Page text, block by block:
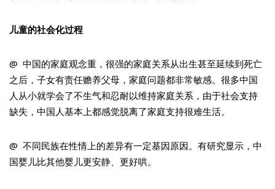
儿童的社会化过程
@ 中国的家庭观念重，很强的家庭关系从出生甚至延续到死亡
之后，子女有责任赡养父母，家庭问题都非常敏感。很多中国
人从小就学会了不生气和忍耐以维持家庭关系，由于社会支持
缺失，中国人基本上都感觉脱离了家庭支持很难生活。
@ 不同民族在性情上的差异有一定基因原因。有研究显示，中
国婴儿比其他婴儿更安静、更好哄。